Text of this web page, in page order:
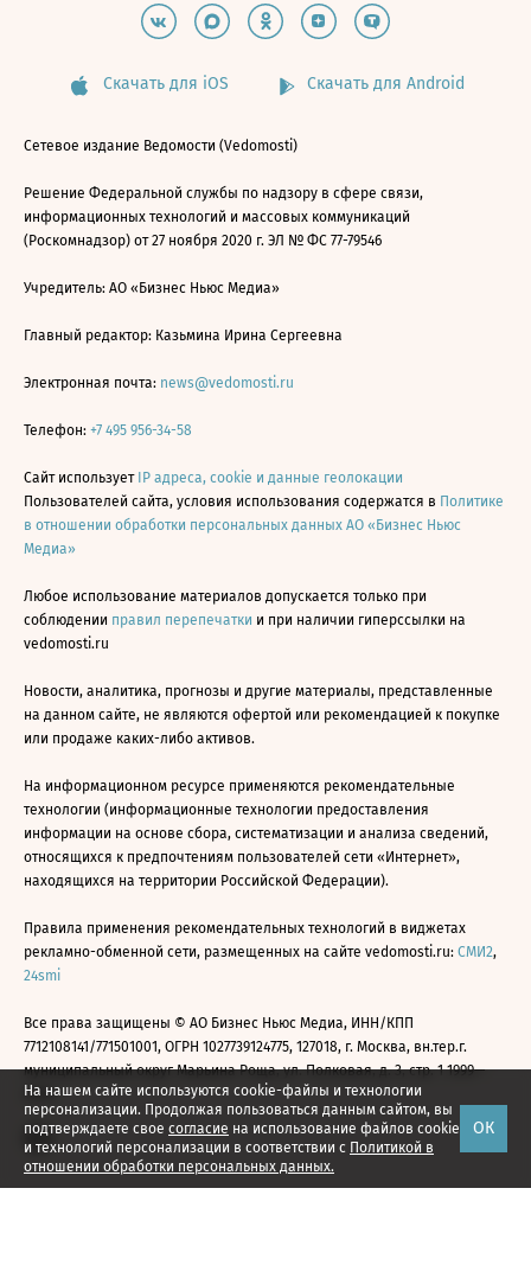
На нашем сайте используются cookie-файлы и технологии
персонализации. Продолжая пользоваться данным сайтом, вы
подтверждаете свое согласие на использование файлов cookie
и технологий персонализации в соответствии с Политикой в
отношении обработки персональных данных.
ОК
Скачать для iOS Скачать для Android
Сетевое издание Ведомости (Vedomosti)
Решение Федеральной службы по надзору в сфере связи,
информационных технологий и массовых коммуникаций
(Роскомнадзор) от 27 ноября 2020 г. ЭЛ № ФС 77-79546
Учредитель: АО «Бизнес Ньюс Медиа»
Главный редактор: Казьмина Ирина Сергеевна
Электронная почта: news@vedomosti.ru
Телефон: +7 495 956-34-58
Сайт использует IP адреса, cookie и данные геолокации
Пользователей сайта, условия использования содержатся в Политике
в отношении обработки персональных данных АО «Бизнес Ньюс
Медиа»
Любое использование материалов допускается только при
соблюдении правил перепечатки и при наличии гиперссылки на
vedomosti.ru
Новости, аналитика, прогнозы и другие материалы, представленные
на данном сайте, не являются офертой или рекомендацией к покупке
или продаже каких-либо активов.
На информационном ресурсе применяются рекомендательные
технологии (информационные технологии предоставления
информации на основе сбора, систематизации и анализа сведений,
относящихся к предпочтениям пользователей сети «Интернет»,
находящихся на территории Российской Федерации).
Правила применения рекомендательных технологий в виджетах
рекламно-обменной сети, размещенных на сайте vedomosti.ru: СМИ2,
24smi
Все права защищены © АО Бизнес Ньюс Медиа, ИНН/КПП
7712108141/771501001, ОГРН 1027739124775, 127018, г. Москва, вн.тер.г.
муниципальный округ Марьина Роща, ул. Полковая, д. 3, стр. 1 1999—
2026